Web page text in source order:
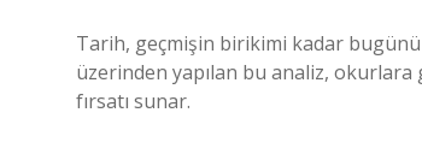
Tarih, geçmişin birikimi kadar bugünü
üzerinden yapılan bu analiz, okurlara
fırsatı sunar.